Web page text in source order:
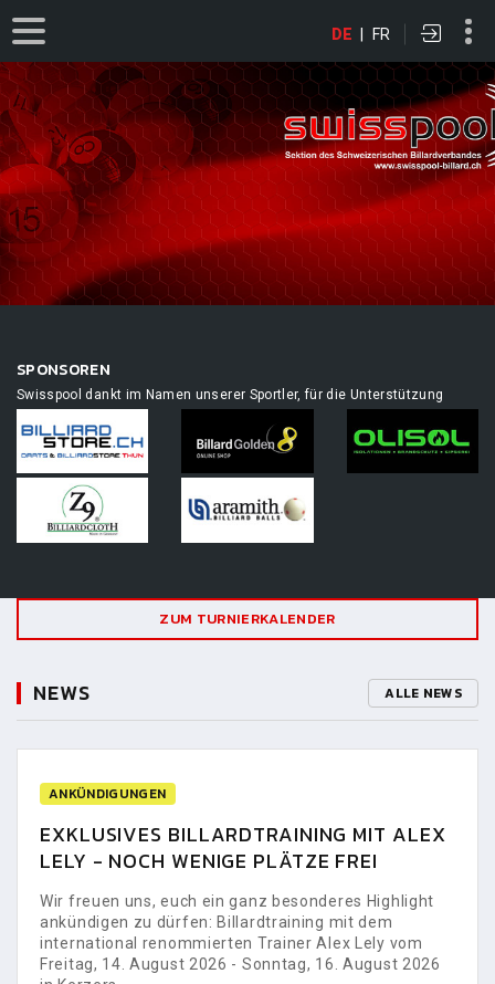
DE | FR
SPONSOREN
Swisspool dankt im Namen unserer Sportler, für die Unterstützung
ZUM TURNIERKALENDER
NEWS ALLE NEWS
ANKÜNDIGUNGEN
EXKLUSIVES BILLARDTRAINING MIT ALEX
LELY - NOCH WENIGE PLÄTZE FREI
Wir freuen uns, euch ein ganz besonderes Highlight
ankündigen zu dürfen: Billardtraining mit dem
international renommierten Trainer Alex Lely vom
Freitag, 14. August 2026 - Sonntag, 16. August 2026